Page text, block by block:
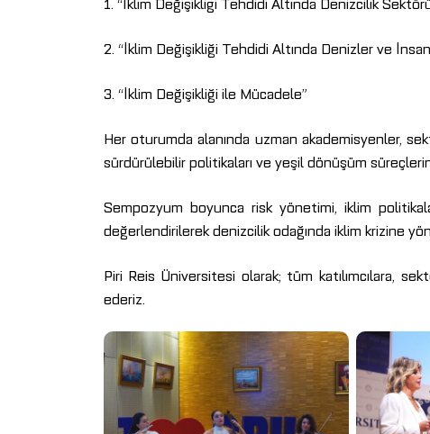
2. “İklim Değişikliği Tehdidi Altında Denizler ve
3. “İklim Değişikliği ile Mücadele”
Her oturumda alanında uzman akademisyenler,
sürdürülebilir politikaları ve yeşil dönüşüm
Sempozyum boyunca risk yönetimi, iklim
değerlendirilerek denizcilik odağında iklim krizine
Piri Reis Üniversitesi olarak; tüm katılımcılara,
ederiz.